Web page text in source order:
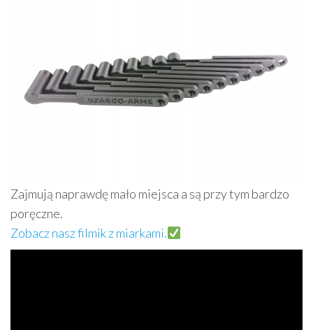
Zajmują naprawdę mało miejsca a są przy tym bardzo
poręczne.
Zobacz nasz filmik z miarkami.